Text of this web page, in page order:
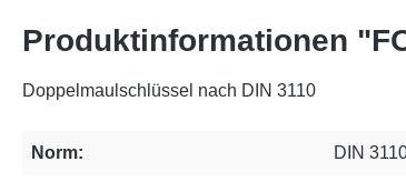
Produktinformationen
Doppelmaulschlüssel nach DIN 3110
Norm: DIN